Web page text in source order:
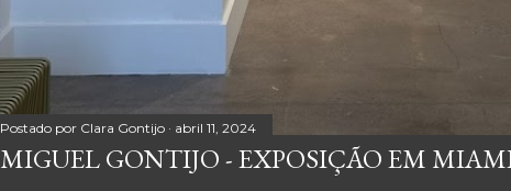
Postado por Clara Gontijo abril 11, 2024
MIGUEL GONTIJO - EXPOSIÇÃO EM